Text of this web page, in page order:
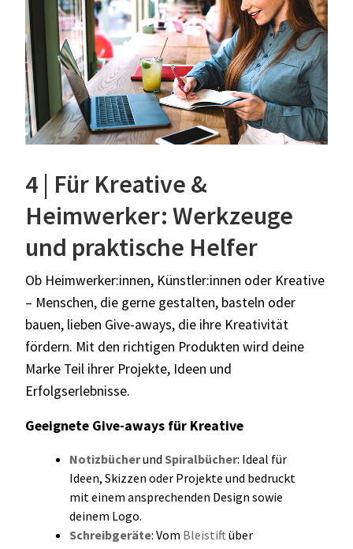
4 | Für Kreative &
Heimwerker: Werkzeuge
und praktische Helfer
Ob Heimwerker:innen, Künstler:innen oder Kreative
– Menschen, die gerne gestalten, basteln oder
bauen, lieben Give-aways, die ihre Kreativität
fördern. Mit den richtigen Produkten wird deine
Marke Teil ihrer Projekte, Ideen und
Erfolgserlebnisse.
Geeignete Give-aways für Kreative
Notizbücherund Spiralbücher: Ideal für
Ideen, Skizzen oder Projekte und bedruckt
mit einem ansprechenden Design sowie
deinem Logo.
Schreibgeräte: Vom Bleistift über